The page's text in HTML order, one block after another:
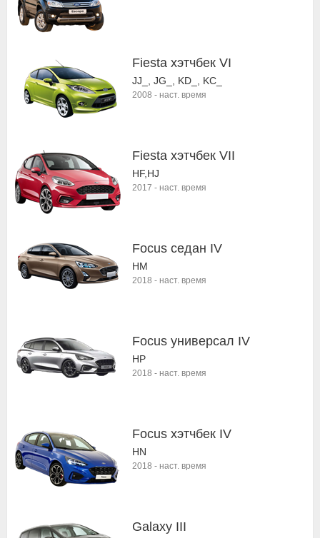
Fiesta хэтчбек VI
JJ_, JG_, KD_, KC_
2008 - наст. время
Fiesta хэтчбек VII
HF,HJ
2017 - наст. время
Focus седан IV
HM
2018 - наст. время
Focus универсал IV
HP
2018 - наст. время
Focus хэтчбек IV
HN
2018 - наст. время
Galaxy III